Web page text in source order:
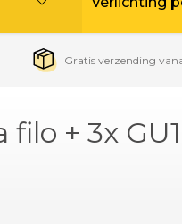
Gratis verzending
filo + 3x